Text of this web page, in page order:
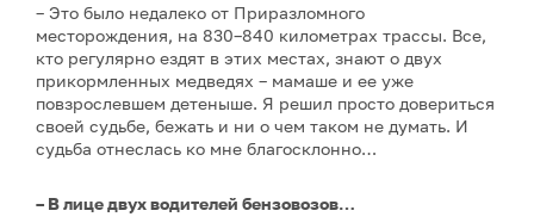
– Это было недалеко от Приразломного
месторождения, на 830–840 километрах трассы. Все,
кто регулярно ездят в этих местах, знают о двух
прикормленных медведях – мамаше и ее уже
повзрослевшем детеныше. Я решил просто довериться
своей судьбе, бежать и ни о чем таком не думать. И
судьба отнеслась ко мне благосклонно…
– В лице двух водителей бензовозов…